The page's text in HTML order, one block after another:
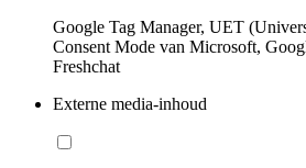
Google Tag Manager, UET
Consent Mode van Microsoft,
Freshchat
Externe media-inhoud